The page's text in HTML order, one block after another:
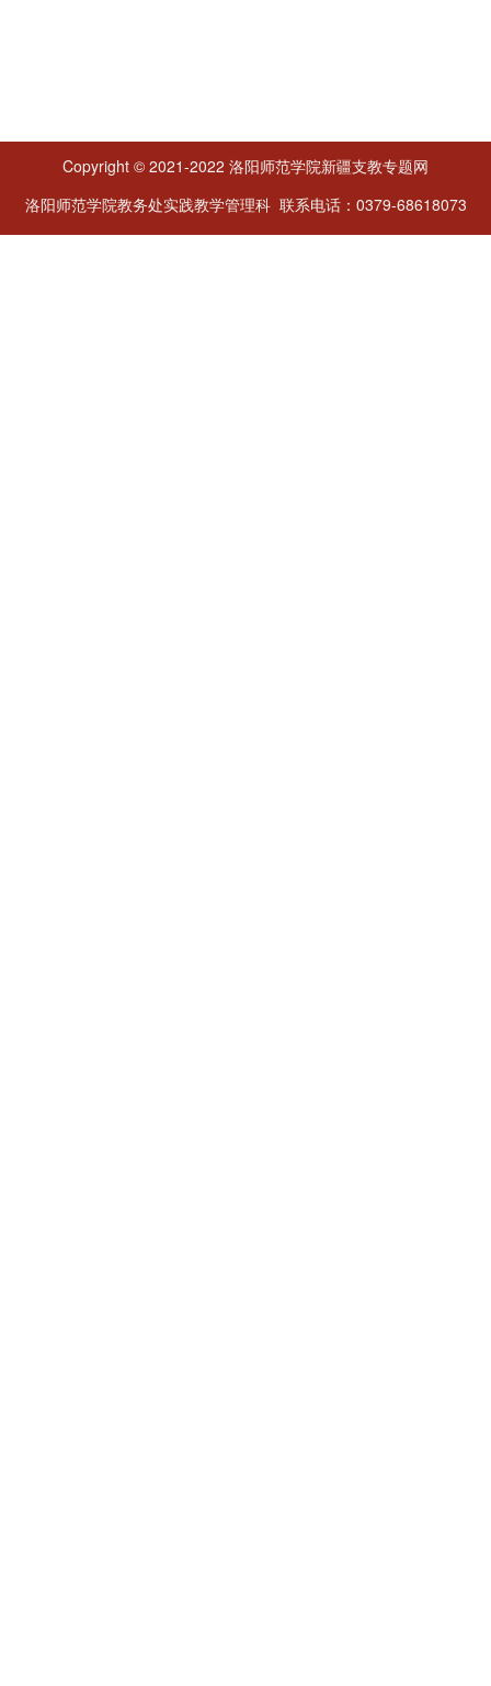
Copyright © 2021-2022 洛阳师范学院新疆支教专题网
洛阳师范学院教务处实践教学管理科 联系电话：0379-68618073